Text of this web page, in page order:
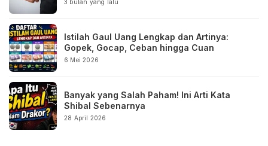
3 bulan yang lalu
Istilah Gaul Uang Lengkap dan Artinya:
Gopek, Gocap, Ceban hingga Cuan
6 Mei 2026
Banyak yang Salah Paham! Ini Arti Kata
Shibal Sebenarnya
28 April 2026